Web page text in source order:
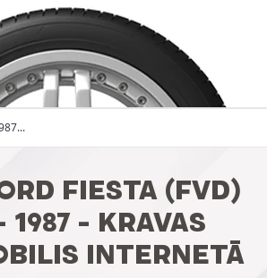
FIESTA (FVD)
1987 - KRAVAS
INTERNETĀ